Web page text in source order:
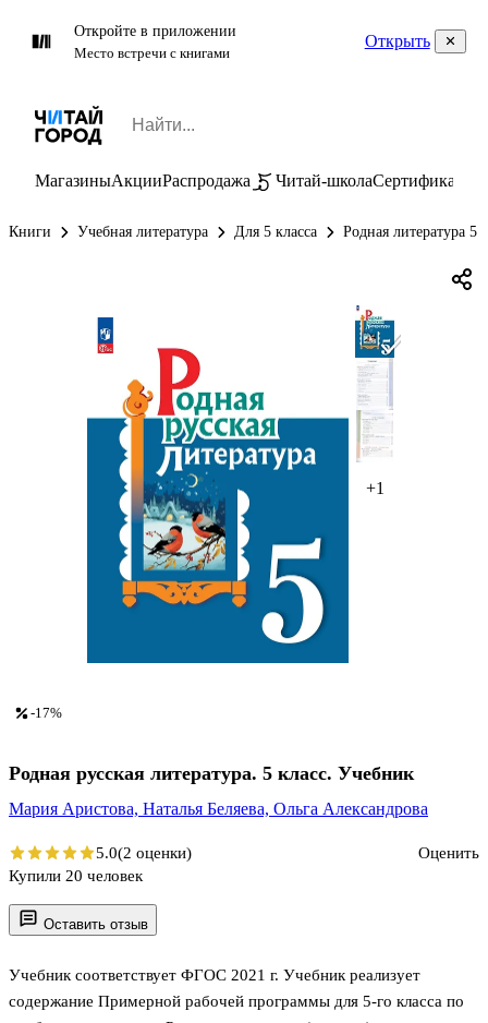
Откройте в приложении
Место встречи с книгами
Открыть
МагазиныАкцииРаспродажа Читай-школаСертификаты
Книги Учебная литература Для 5 класса Родная литература 5
+1
Оставить отзыв
Учебник соответствует ФГОС 2021 г. Учебник реализует
содержание Примерной рабочей программы для 5-го класса по
-17%
Родная русская литература. 5 класс. Учебник
Мария Аристова, Наталья Беляева, Ольга Александрова
5.0(2 оценки)
Оценить
Купили 20 человек